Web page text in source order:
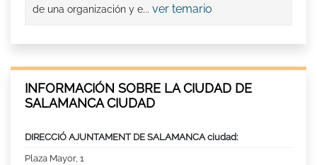
de una organización y e... ver temario
INFORMACIÓN SOBRE LA CIUDAD DE
SALAMANCA CIUDAD
DIRECCIÓ AJUNTAMENT DE SALAMANCA ciudad:
Plaza Mayor, 1